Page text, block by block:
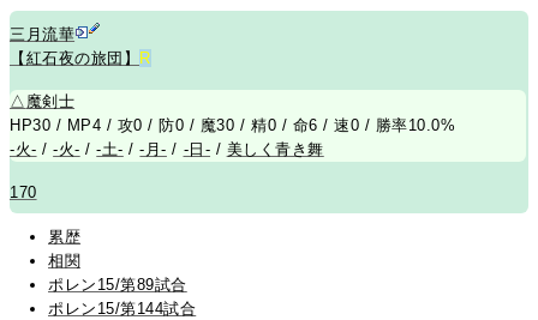
三月流華
【紅石夜の旅団】
R
△ 魔剣士
HP30 / MP4 / 攻0 / 防0 / 魔30 / 精0 / 命6 / 速0 / 勝率10.0%
-火- /-火- /-土- /-月- / -日- / 美しく青き舞
170
累歴
相関
ポレン15/第89試合
ポレン15/第144試合